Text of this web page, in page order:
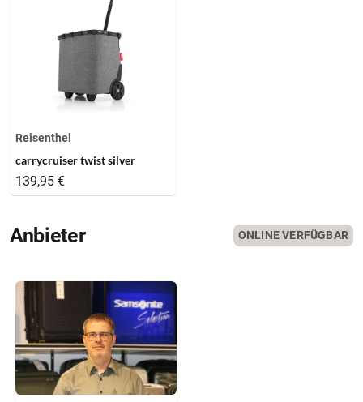
Reisenthel
carrycruiser twist silver
139,95 €
Anbieter ONLINE VERFÜGBAR